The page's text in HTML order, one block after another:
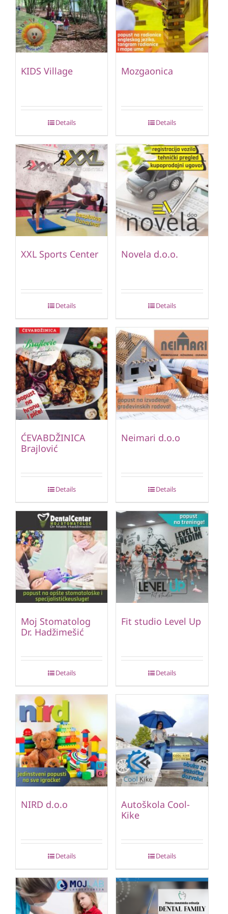
KIDS Village
Details
Mozgaonica
Details
XXL Sports Center
Details
Novela d.o.o.
Details
ĆEVABDŽINICA
Brajlović
Details
Neimari d.o.o
Details
Moj Stomatolog
Dr. Hadžimešić
Details
Fit studio Level Up
Details
NIRD d.o.o
Details
Autoškola Cool-
Kike
Details